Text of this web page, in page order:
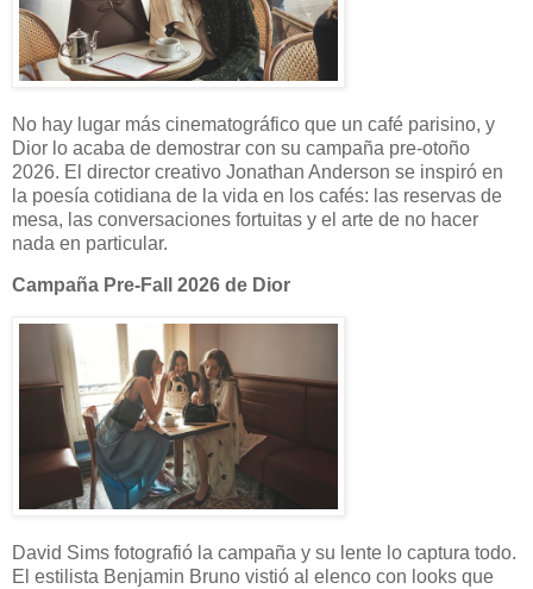
No hay lugar más cinematográfico que un café parisino, y
Dior lo acaba de demostrar con su campaña pre-otoño
2026. El director creativo Jonathan Anderson se inspiró en
la poesía cotidiana de la vida en los cafés: las reservas de
mesa, las conversaciones fortuitas y el arte de no hacer
nada en particular.
Campaña Pre-Fall 2026 de Dior
David Sims fotografió la campaña y su lente lo captura todo.
El estilista Benjamin Bruno vistió al elenco con looks que